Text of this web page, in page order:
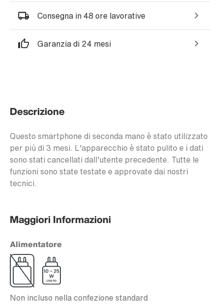
Consegna in 48 ore lavorative
Garanzia di 24 mesi
Descrizione
Questo smartphone di seconda mano è stato utilizzato
per più di 3 mesi. L'apparecchio è stato pulito e i dati
sono stati cancellati dall'utente precedente. Tutte le
funzioni sono state testate e approvate dai nostri
tecnici.
Maggiori Informazioni
Alimentatore
Non incluso nella confezione standard